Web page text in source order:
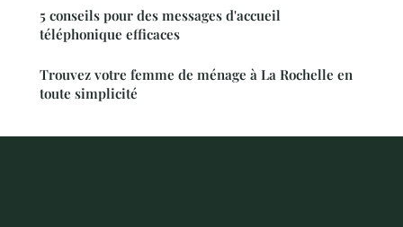
5 conseils pour des messages d'accueil
téléphonique efficaces
Trouvez votre femme de ménage à La Rochelle en
toute simplicité